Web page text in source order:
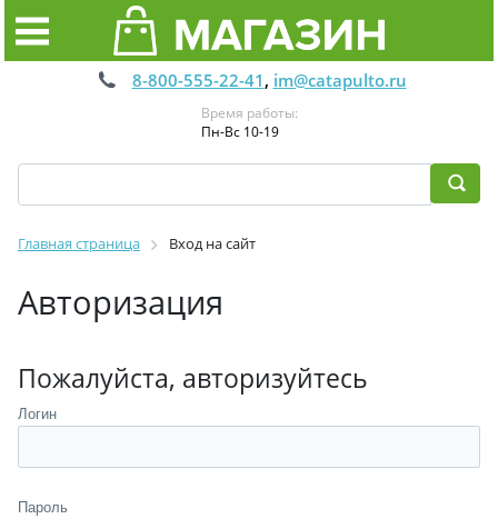
8-800-555-22-41 , im@catapulto.ru
Время работы:
Пн-Вс 10-19
Главная страница Вход на сайт
Авторизация
Пожалуйста, авторизуйтесь
Логин
Пароль